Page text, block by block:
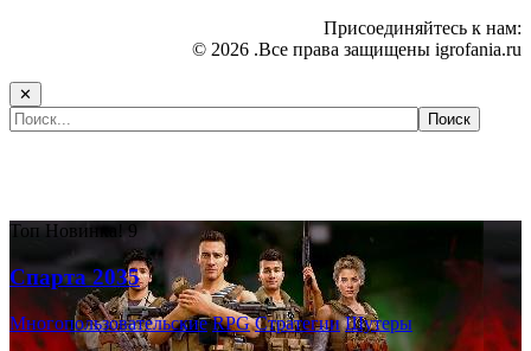
Присоединяйтесь к нам:
© 2026 .Все права защищены igrofania.ru
✕
Топ Новинка! 9
Спарта 2035
Многопользовательские RPG Стратегии Шутеры